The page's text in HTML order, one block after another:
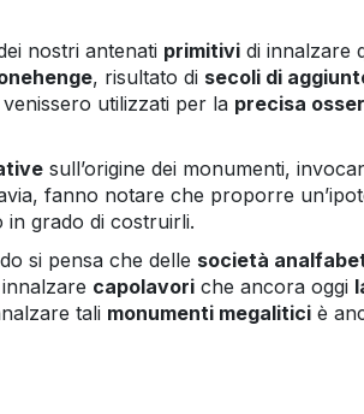
nostri antenati primitivi di innalzare
, risultato di secoli di
venissero utilizzati per la precisa
sull’origine dei monumenti,
fanno notare che proporre
in grado di costruirli.
si pensa che delle società
capolavori che ancora oggi
tali monumenti megalitici è